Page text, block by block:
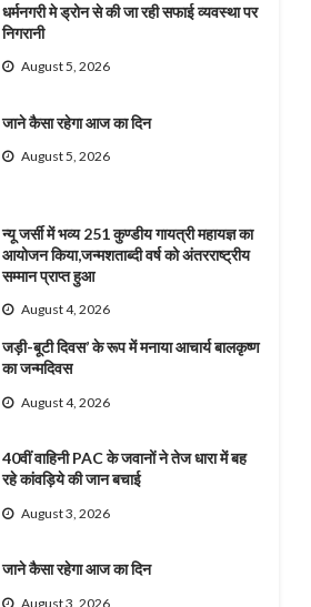
धर्मनगरी मे ड्रोन से की जा रही सफाई व्यवस्था पर
निगरानी
August 5, 2026
जाने कैसा रहेगा आज का दिन
August 5, 2026
न्यू जर्सी में भव्य 251 कुण्डीय गायत्री महायज्ञ का
आयोजन किया,जन्मशताब्दी वर्ष को अंतरराष्ट्रीय
सम्मान प्राप्त हुआ
August 4, 2026
जड़ी-बूटी दिवस’ के रूप में मनाया आचार्य बालकृष्ण
का जन्मदिवस
August 4, 2026
40वीं वाहिनी PAC के जवानों ने तेज धारा में बह
रहे कांवड़िये की जान बचाई
August 3, 2026
जाने कैसा रहेगा आज का दिन
August 3, 2026